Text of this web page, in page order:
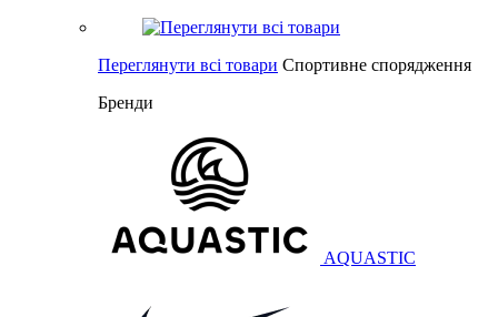
Переглянути всі товари Спортивне спорядження
Бренди
AQUASTIC